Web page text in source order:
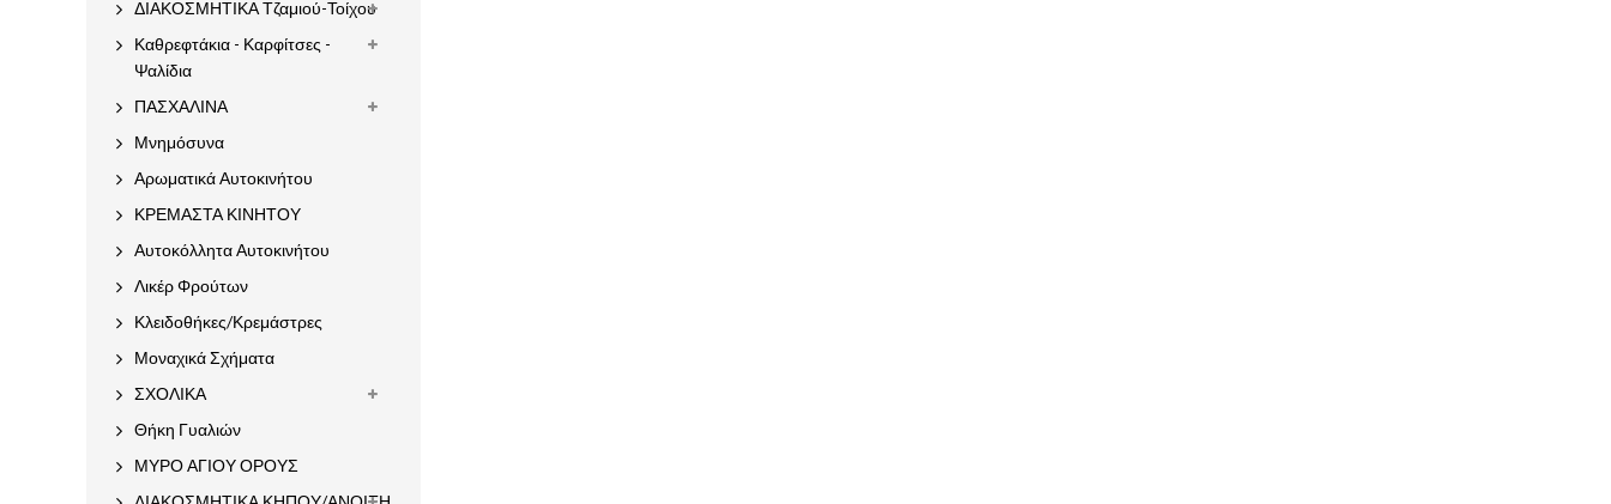
ΔΙΑΚΟΣΜΗΤΙΚΑ Τζαμιού-Τοίχου
Καθρεφτάκια - Καρφίτσες -
Ψαλίδια
ΠΑΣΧΑΛΙΝΑ
Μνημόσυνα
Αρωματικά Αυτοκινήτου
ΚΡΕΜΑΣΤΑ ΚΙΝΗΤΟΥ
Αυτοκόλλητα Αυτοκινήτου
Λικέρ Φρούτων
Κλειδοθήκες/Κρεμάστρες
Μοναχικά Σχήματα
ΣΧΟΛΙΚΑ
Θήκη Γυαλιών
ΜΥΡΟ ΑΓΙΟΥ ΟΡΟΥΣ